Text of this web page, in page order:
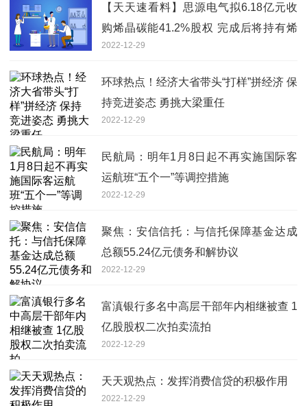
【天天速看料】思源电气拟6.18亿元收
购烯晶碳能41.2%股权 完成后将持有烯
晶碳能51.2%股份
2022-12-29
环球热点！经济大省带头“打样”拼经济 保
持竞进姿态 勇挑大梁重任
2022-12-29
民航局：明年1月8日起不再实施国际客
运航班“五个一”等调控措施
2022-12-29
聚焦：安信信托：与信托保障基金达成
总额55.24亿元债务和解协议
2022-12-29
富滇银行多名中高层干部年内相继被查 1
亿股股权二次拍卖流拍
2022-12-29
天天观热点：发挥消费信贷的积极作用
2022-12-29